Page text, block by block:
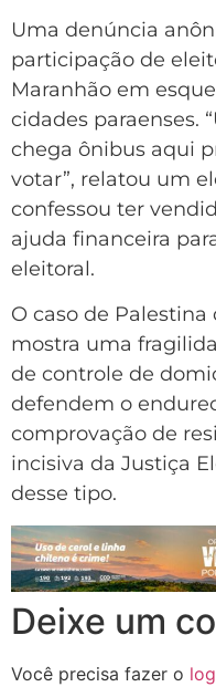
Uma denúncia
participação de
Maranhão em
cidades paraenses.
chega ônibus aqui
votar”, relatou um
confessou ter
ajuda financeira
eleitoral.
O caso de Palestina
mostra uma
de controle de
defendem o
comprovação de
incisiva da Justiça
desse tipo.
Deixe um
Você precisa fazer o